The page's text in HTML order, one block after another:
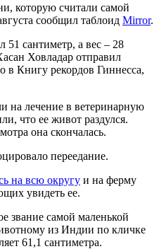
которую считали самой
сообщил таблоид Mirror.
51 сантиметр, а вес – 28
Ховладар отправил
в Книгу рекордов Гиннесса,
на лечение в ветеринарную
что ее живот раздулся.
она скончалась.
переедание.
на всю округу и на ферму
увидеть ее.
звание самой маленькой
из Индии по кличке
61,1 сантиметра.